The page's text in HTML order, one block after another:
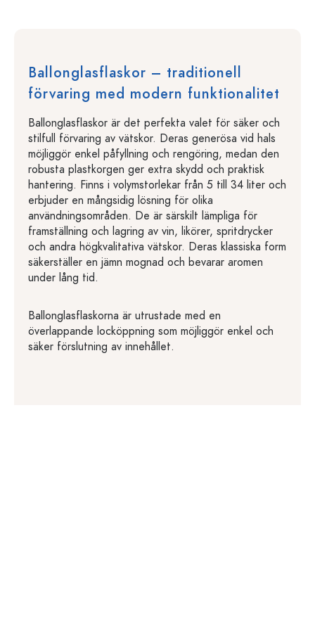
Ballonglasflaskor – traditionell
förvaring med modern funktionalitet
Ballonglasflaskor är det perfekta valet för säker och
stilfull förvaring av vätskor. Deras generösa vid hals
möjliggör enkel påfyllning och rengöring, medan den
robusta plastkorgen ger extra skydd och praktisk
hantering. Finns i volymstorlekar från 5 till 34 liter och
erbjuder en mångsidig lösning för olika
användningsområden. De är särskilt lämpliga för
framställning och lagring av vin, likörer, spritdrycker
och andra högkvalitativa vätskor. Deras klassiska form
säkerställer en jämn mognad och bevarar aromen
under lång tid.
Ballonglasflaskorna är utrustade med en
överlappande locköppning som möjliggör enkel och
säker förslutning av innehållet.